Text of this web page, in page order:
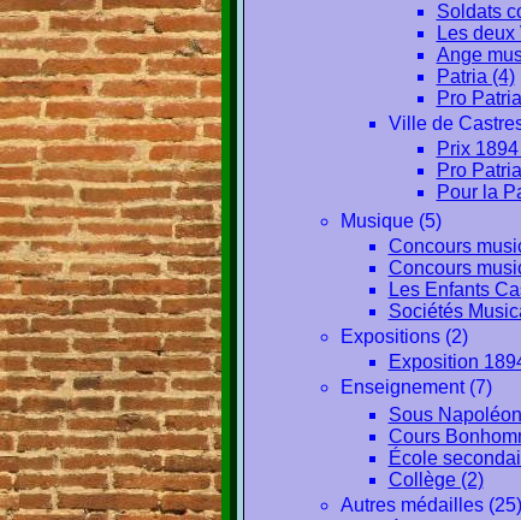
Soldats
Les
Ange
Patria (4)
Pro
Ville de
Prix
Pro
Pour la
Musique (5)
Concours
Concours
Les Enfants
Sociétés
Expositions (2)
Exposition
Enseignement (7)
Sous
Cours
École
Collège (2)
Autres médailles (25)